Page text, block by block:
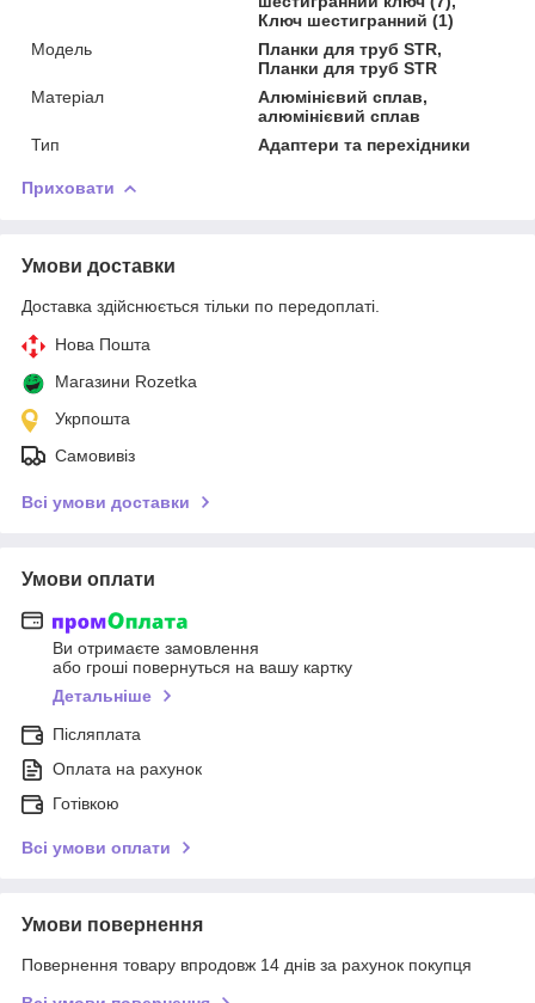
Ключ шестигранний (1)
Модель
Планки для труб STR,
Планки для труб STR
Матеріал
Алюмінієвий сплав,
алюмінієвий сплав
Тип
Адаптери та перехідники
Приховати
Умови доставки
Доставка здійснюється тільки по передоплаті.
Нова Пошта
Магазини Rozetka
Укрпошта
Самовивіз
Всі умови доставки
Умови оплати
Ви отримаєте замовлення
або гроші повернуться на вашу картку
Детальніше
Післяплата
Оплата на рахунок
Готівкою
Всі умови оплати
Умови повернення
Повернення товару впродовж 14 днів за рахунок покупця